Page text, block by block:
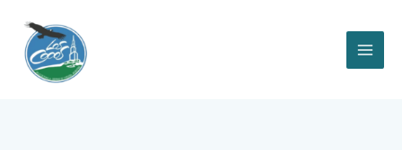
contenido